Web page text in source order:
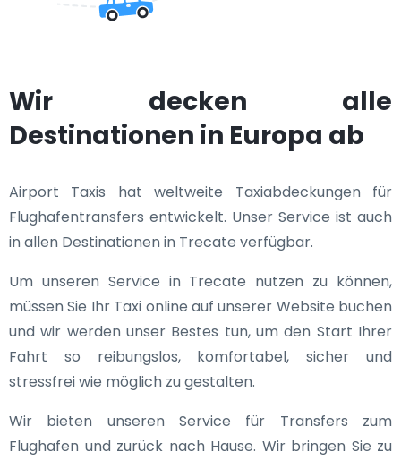
Wir decken alle
Destinationen in Europa ab
Airport Taxis hat weltweite Taxiabdeckungen für
Flughafentransfers entwickelt. Unser Service ist auch
in allen Destinationen in Trecate verfügbar.
Um unseren Service in Trecate nutzen zu können,
müssen Sie Ihr Taxi online auf unserer Website buchen
und wir werden unser Bestes tun, um den Start Ihrer
Fahrt so reibungslos, komfortabel, sicher und
stressfrei wie möglich zu gestalten.
Wir bieten unseren Service für Transfers zum
Flughafen und zurück nach Hause. Wir bringen Sie zu